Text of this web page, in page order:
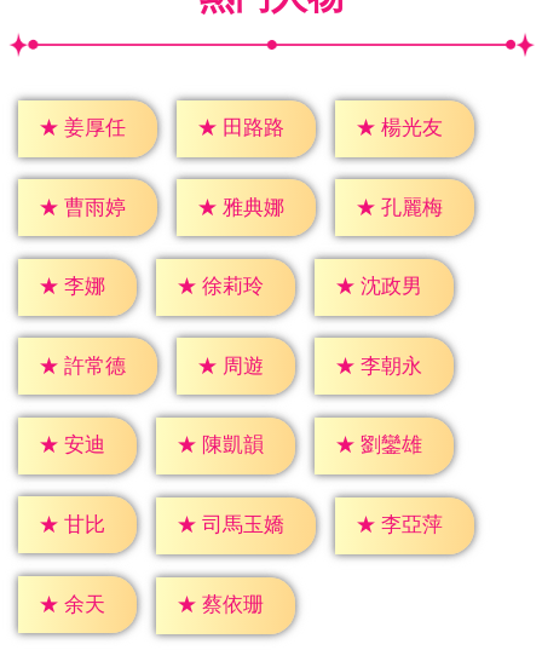
★ 姜厚任 ★ 田路路 ★ 楊光友
★ 曹雨婷 ★ 雅典娜 ★ 孔麗梅
★ 李娜 ★ 徐莉玲 ★ 沈政男
★ 許常德 ★ 周遊 ★ 李朝永
★ 安迪 ★ 陳凱韻 ★ 劉鑾雄
★ 甘比 ★ 司馬玉嬌 ★ 李亞萍
★ 余天 ★ 蔡依珊